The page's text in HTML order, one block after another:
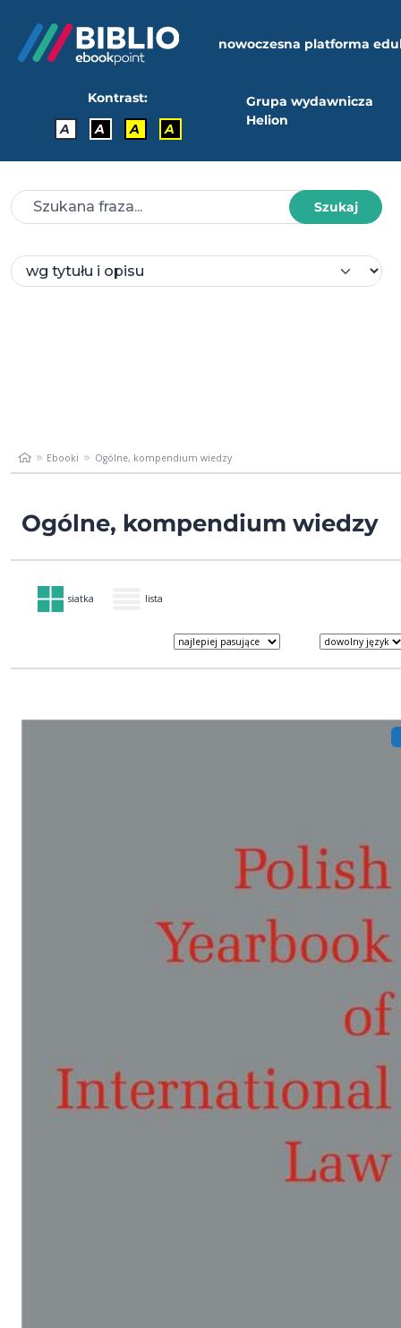
nowoczesna platforma
Kontrast:
A
A A A
Grupa wydawnicza
Helion
Szukaj
Ebooki Ogólne, kompendium wiedzy
Ogólne, kompendium wiedzy
siatka lista